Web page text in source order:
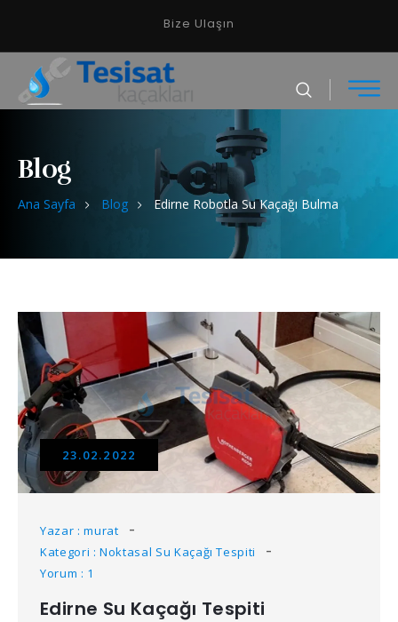
Bize Ulaşın
Blog
Ana Sayfa Blog Edirne Robotla Su Kaçağı Bulma
23.02.2022
Yazar : murat
Kategori : Noktasal Su Kaçağı Tespiti
Yorum : 1
Edirne Su Kaçağı Tespiti